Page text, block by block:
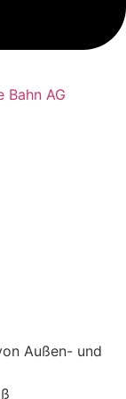
AG
Außen- und